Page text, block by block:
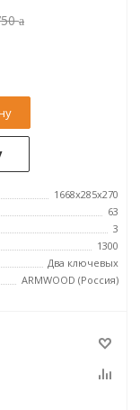
1668х285х270
63
3
1300
Два ключевых
ARMWOOD (Россия)